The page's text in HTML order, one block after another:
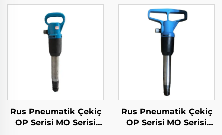
Rus Pneumatik Çekiç
OP Serisi MO Serisi
Rus Pneumatik Çekiç
OP Serisi MO Serisi